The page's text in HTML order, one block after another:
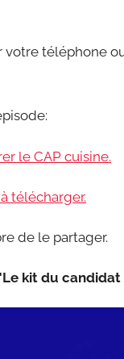
téléphone
le CAP cuisine.
télécharger.
de le partager.
kit du candidat